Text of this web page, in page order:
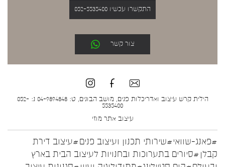
התקשרו עכשיו 052-5535400
צור קשר
הילית קרש עיצוב ואדריכלות פנים, מושב הבונים, ט: 04-9894848 נ: 052-
5535400
עיצוב אתר מוזי
#פאנג-שוואי#שירותי תכנון ועיצוב פנים#עיצוב דירת
קבלן #סיורים בתערוכות ובחנויות לעיצוב הבית בארץ